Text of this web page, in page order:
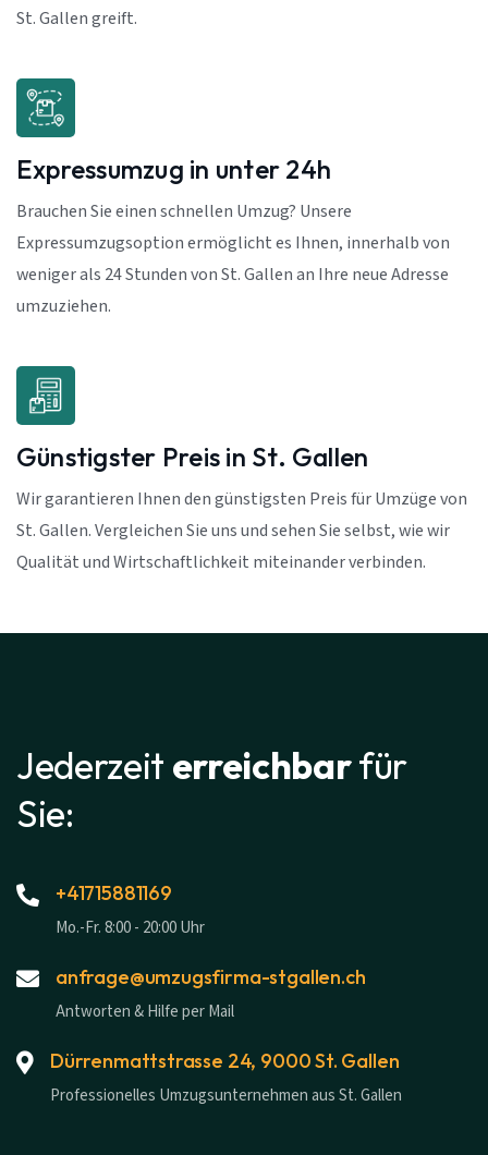
St. Gallen greift.
Expressumzug in unter 24h
Brauchen Sie einen schnellen Umzug? Unsere
Expressumzugsoption ermöglicht es Ihnen, innerhalb von
weniger als 24 Stunden von St. Gallen an Ihre neue Adresse
umzuziehen.
Günstigster Preis in St. Gallen
Wir garantieren Ihnen den günstigsten Preis für Umzüge von
St. Gallen. Vergleichen Sie uns und sehen Sie selbst, wie wir
Qualität und Wirtschaftlichkeit miteinander verbinden.
Jederzeit erreichbarfür
Sie:
+41715881169
Mo.-Fr. 8:00 - 20:00 Uhr
anfrage@umzugsfirma-stgallen.ch
Antworten & Hilfe per Mail
Dürrenmattstrasse 24, 9000 St. Gallen
Professionelles Umzugsunternehmen aus St. Gallen